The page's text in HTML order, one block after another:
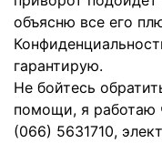
объясню все его
гарантирую.
Не бойтесь
помощи, я работаю
(066) 5631710,